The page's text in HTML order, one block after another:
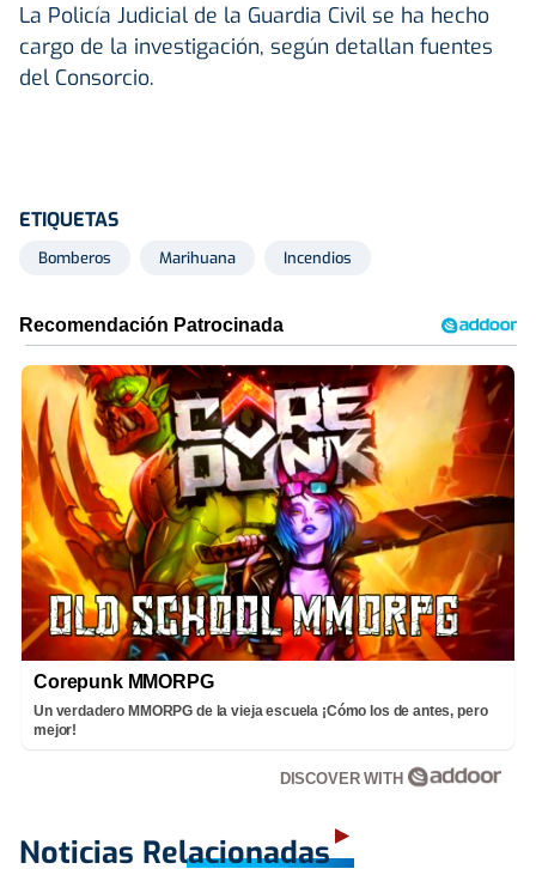
La Policía Judicial de la Guardia Civil se ha hecho
cargo de la investigación, según detallan fuentes
del Consorcio.
ETIQUETAS
Bomberos Marihuana Incendios
Corepunk MMORPG
Un verdadero MMORPG de la vieja escuela ¡Cómo los de antes, pero
mejor!
DISCOVER WITH
Noticias Relacionadas